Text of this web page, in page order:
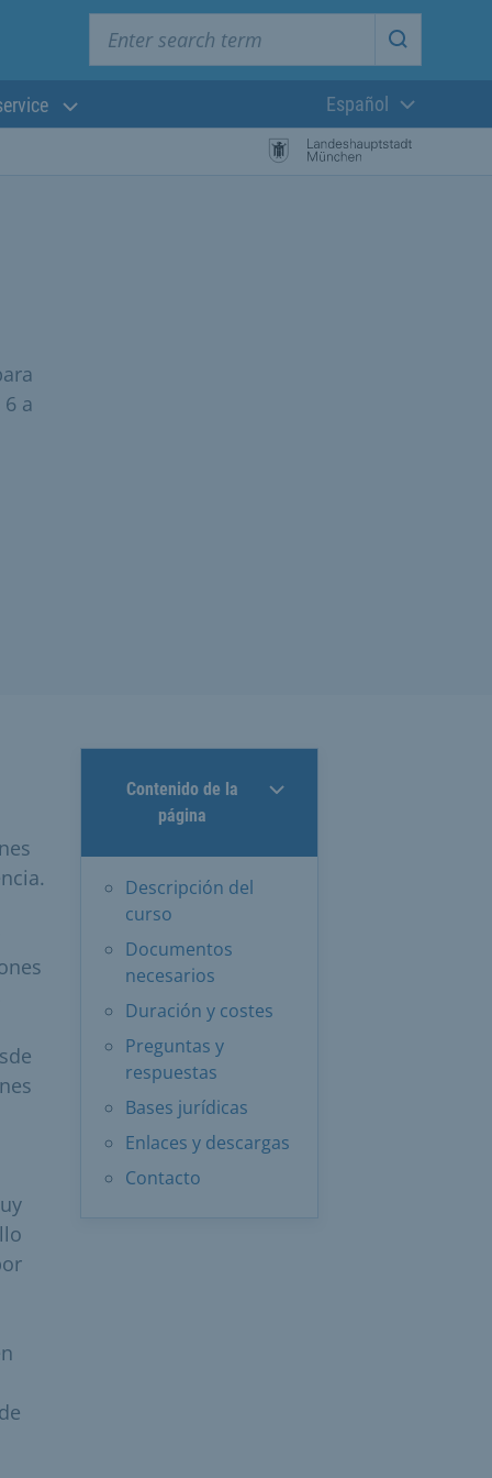
Start
Lengua actual:
Español
a
Contenido de la
página
Descripción del
curso
Documentos
necesarios
Duración y costes
Preguntas y
respuestas
Bases jurídicas
Enlaces y descargas
Contacto